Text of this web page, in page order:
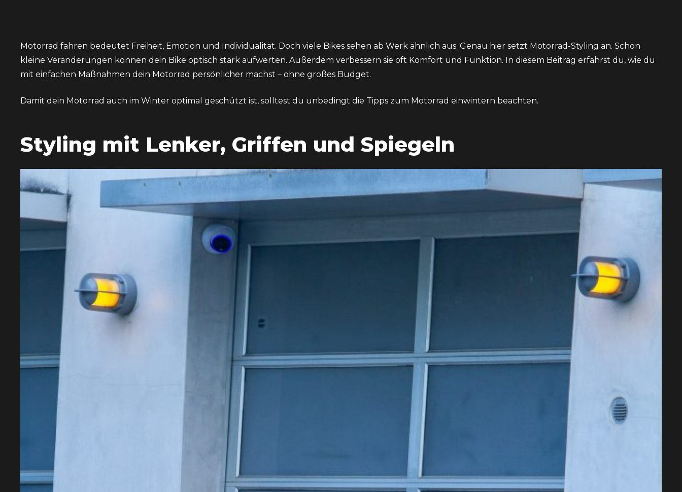
Motorrad fahren bedeutet Freiheit, Emotion und Individualität. Doch viele Bikes sehen ab Werk ähnlich aus. Genau hier setzt Motorrad-Styling an. Schon
kleine Veränderungen können dein Bike optisch stark aufwerten. Außerdem verbessern sie oft Komfort und Funktion. In diesem Beitrag erfährst du, wie du
mit einfachen Maßnahmen dein Motorrad persönlicher machst – ohne großes Budget.
Damit dein Motorrad auch im Winter optimal geschützt ist, solltest du unbedingt die Tipps zum Motorrad einwintern beachten.
Styling mit Lenker, Griffen und Spiegeln